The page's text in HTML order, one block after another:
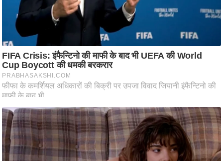
फै
श
न
घ
रे
लू
नु
स्खे
प
र्य